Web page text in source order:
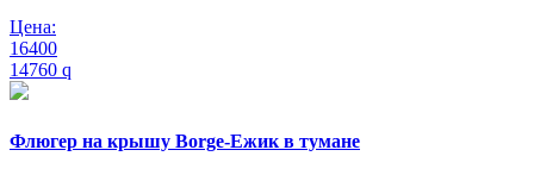
Цена:
16400
14760 q
Флюгер на крышу Borge-Ежик в тумане